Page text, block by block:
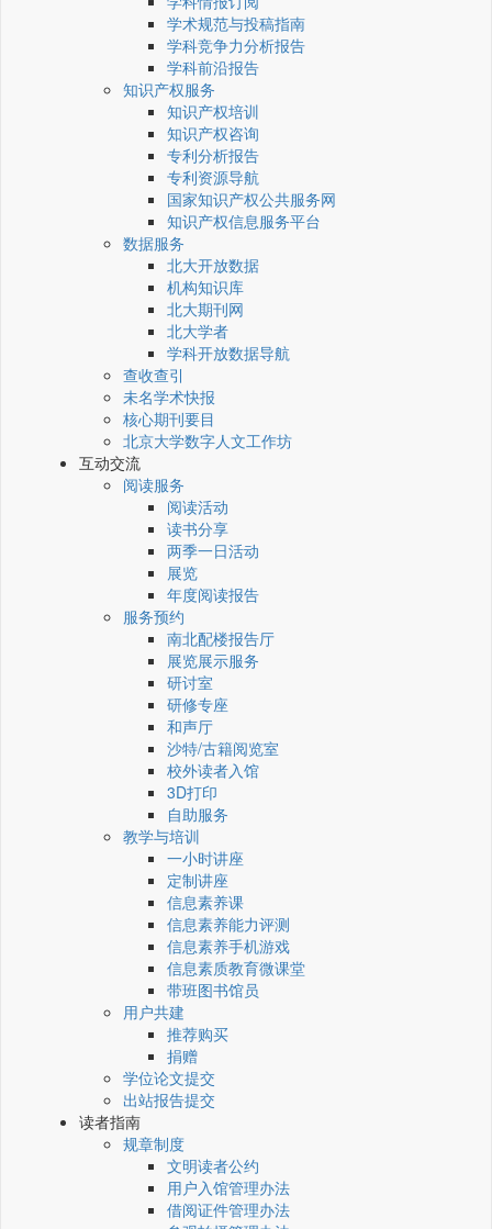
学术规范与投稿指南
学科竞争力分析报告
学科前沿报告
知识产权服务
知识产权培训
知识产权咨询
专利分析报告
专利资源导航
国家知识产权公共服务网
知识产权信息服务平台
数据服务
北大开放数据
机构知识库
北大期刊网
北大学者
学科开放数据导航
查收查引
未名学术快报
核心期刊要目
北京大学数字人文工作坊
互动交流
阅读服务
阅读活动
读书分享
两季一日活动
展览
年度阅读报告
服务预约
南北配楼报告厅
展览展示服务
研讨室
研修专座
和声厅
沙特/古籍阅览室
校外读者入馆
3D打印
自助服务
教学与培训
一小时讲座
定制讲座
信息素养课
信息素养能力评测
信息素养手机游戏
信息素质教育微课堂
带班图书馆员
用户共建
推荐购买
捐赠
学位论文提交
出站报告提交
读者指南
规章制度
文明读者公约
用户入馆管理办法
借阅证件管理办法